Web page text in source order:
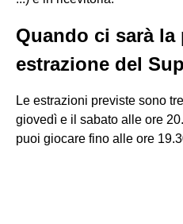
Quando ci sarà la
estrazione del
Le estrazioni previste sono
giovedì e il sabato alle ore
puoi giocare fino alle ore